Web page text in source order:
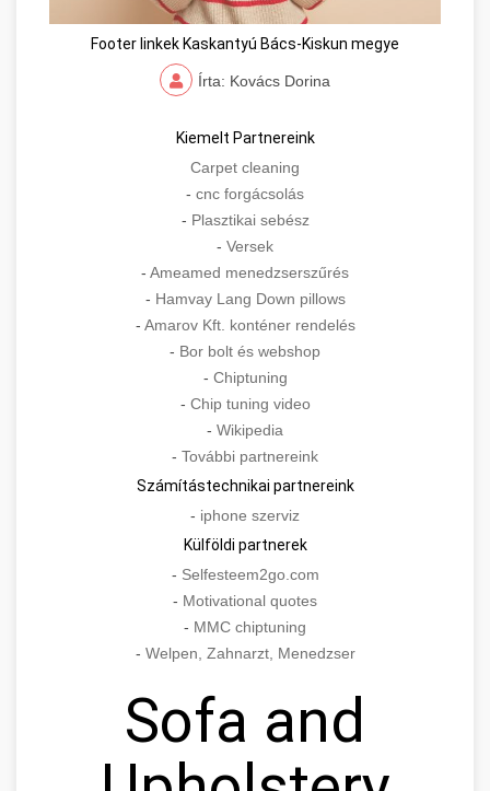
Footer linkek Kaskantyú Bács-Kiskun megye
Írta: Kovács Dorina
Kiemelt Partnereink
Carpet cleaning
- cnc forgácsolás
- Plasztikai sebész
- Versek
- Ameamed menedzserszűrés
- Hamvay Lang Down pillows
- Amarov Kft. konténer rendelés
- Bor bolt és webshop
- Chiptuning
- Chip tuning video
- Wikipedia
- További partnereink
Számítástechnikai partnereink
- iphone szerviz
Külföldi partnerek
- Selfesteem2go.com
- Motivational quotes
- MMC chiptuning
- Welpen, Zahnarzt, Menedzser
Sofa and